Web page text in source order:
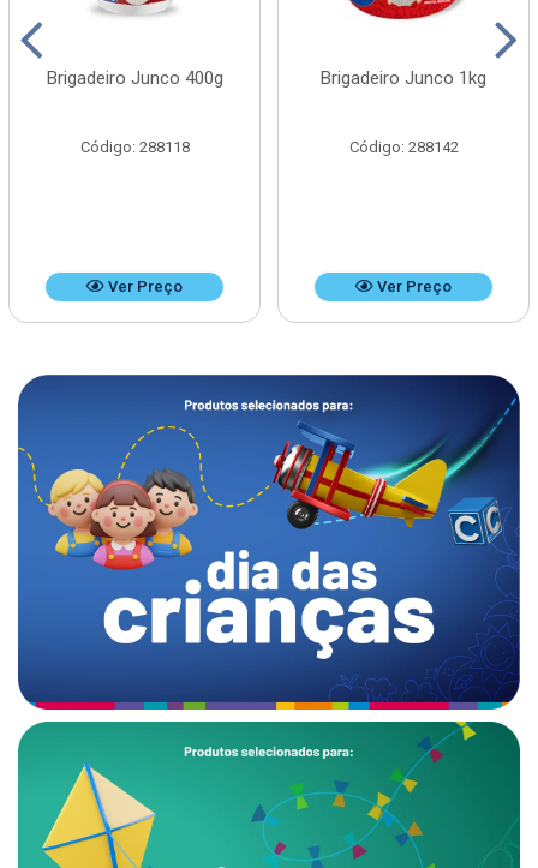
Brigadeiro Junco 400g
Código: 288118
Ver Preço
Brigadeiro Junco 1kg
Código: 288142
Ver Preço